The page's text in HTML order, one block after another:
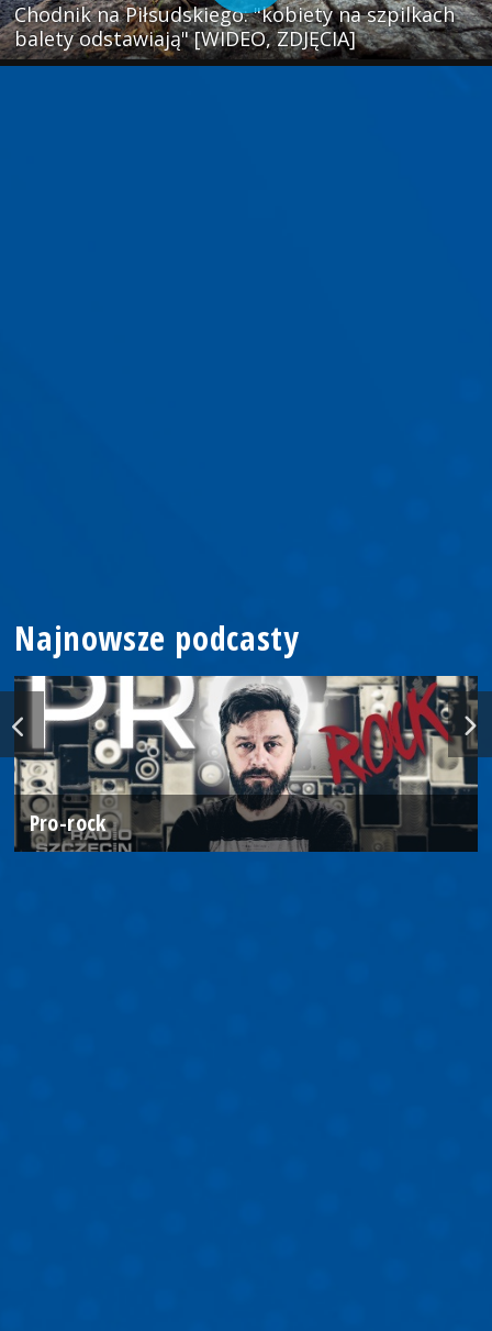
Chodnik na Piłsudskiego: "kobiety na szpilkach
balety odstawiają" [WIDEO, ZDJĘCIA]
Najnowsze podcasty
Pro-rock